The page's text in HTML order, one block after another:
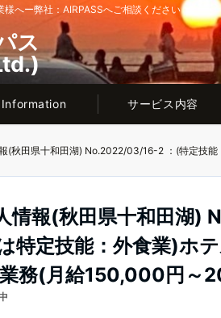
へー弊社：AIRPASSへご相談ください
ス
Information サービス内容
情報(秋田県十和田湖)
特定技能：外食業)ホ
務(月給150,000円～